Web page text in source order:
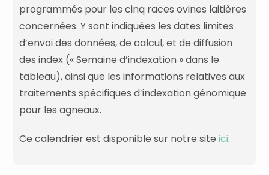
programmés pour les cinq races ovines laitières
concernées. Y sont indiquées les dates limites
d’envoi des données, de calcul, et de diffusion
des index (« Semaine d’indexation » dans le
tableau), ainsi que les informations relatives aux
traitements spécifiques d’indexation génomique
pour les agneaux.
Ce calendrier est disponible sur notre siteici.